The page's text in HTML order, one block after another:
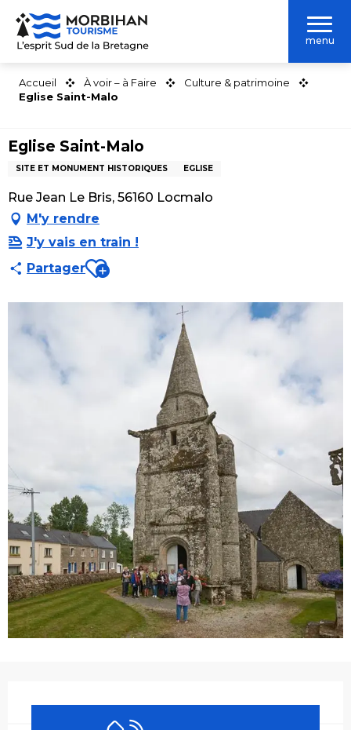
Aller
contenu
menu
Accueil À voir – à Faire
Culture & patrimoine
Eglise Saint-Malo
Eglise Saint-Malo
SITE ET MONUMENT HISTORIQUES EGLISE
Rue Jean Le Bris, 56160 Locmalo
M'y rendre
J'y vais en train !
PartagerAjouter aux favoris